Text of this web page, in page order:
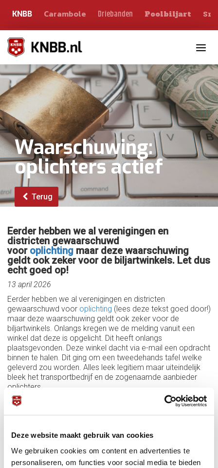
Deze website maakt gebruik van cookies
We gebruiken cookies om content en advertenties te
personaliseren, om functies voor social media te bieden
KNBB Carambole Driebanden Poolbiljart
Waarschuwing:
oplichters actief
Terug
Eerder hebben we al verenigingen en
districten gewaarschuwd
voor oplichting maar deze waarschuwing
geldt ook zeker voor de biljartwinkels. Let dus
echt goed op!
13 april 2026
Eerder hebben we al verenigingen en districten
gewaarschuwd voor oplichting (lees deze tekst goed door!)
maar deze waarschuwing geldt ook zeker voor de
biljartwinkels. Onlangs kregen we de melding vanuit een
winkel dat deze is opgelicht. Dit heeft onlangs
plaatsgevonden. Deze winkel dacht via e-mail een opdracht
binnen te halen. Dit ging om een tweedehands tafel welke
geleverd zou worden. Alles leek legitiem maar uiteindelijk
bleek het transportbedrijf en de zogenaamde aanbieder
oplichters.
Dubbelcheck altijd het e-mailadres, ga bedrijfsgegevens na
vaak om malafide bedrijven die zich voordoen als een
bekende transporteur. Bij twijfel niet doen of neem contact
met ons op voor advies.